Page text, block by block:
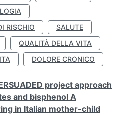
RISCHIO
SALUTE
QUALITÀ DELLA VITA
DOLORE CRONICO
project approach
and bisphenol A
in Italian mother-child